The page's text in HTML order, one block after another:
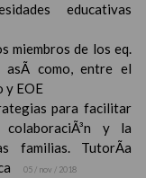
educativas
miembros de los eq.
asÃ­ como, entre el
y EOE
para facilitar
colaboraciÃ³n y la
familias. TutorÃ­a
05 / nov / 2018